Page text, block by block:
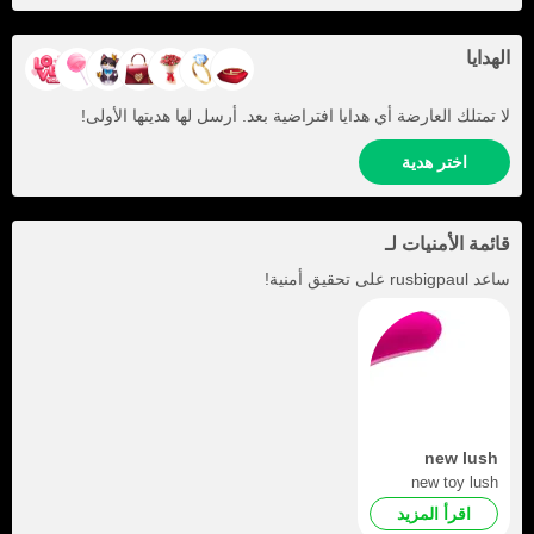
الهدايا
لا تمتلك العارضة أي هدايا افتراضية بعد. أرسل لها هديتها الأولى!
اختر هدية
قائمة الأمنيات لـ
ساعد rusbigpaul على تحقيق أمنية!
new lush
new toy lush
اقرأ المزيد